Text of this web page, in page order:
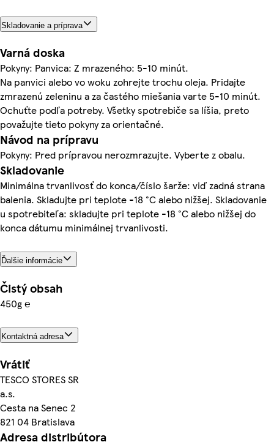
Skladovanie a príprava
Varná doska
Pokyny: Panvica: Z mrazeného: 5-10 minút.
Na panvici alebo vo woku zohrejte trochu oleja. Pridajte
zmrazenú zeleninu a za častého miešania varte 5-10 minút.
Ochuťte podľa potreby. Všetky spotrebiče sa líšia, preto
považujte tieto pokyny za orientačné.
Návod na prípravu
Pokyny: Pred prípravou nerozmrazujte. Vyberte z obalu.
Skladovanie
Minimálna trvanlivosť do konca/číslo šarže: viď zadná strana
balenia. Skladujte pri teplote -18 °C alebo nižšej. Skladovanie
u spotrebiteľa: skladujte pri teplote -18 °C alebo nižšej do
konca dátumu minimálnej trvanlivosti.
Ďalšie informácie
Čistý obsah
450g ℮
Kontaktná adresa
Vrátiť
TESCO STORES SR
a.s.
Cesta na Senec 2
821 04 Bratislava
Adresa distribútora